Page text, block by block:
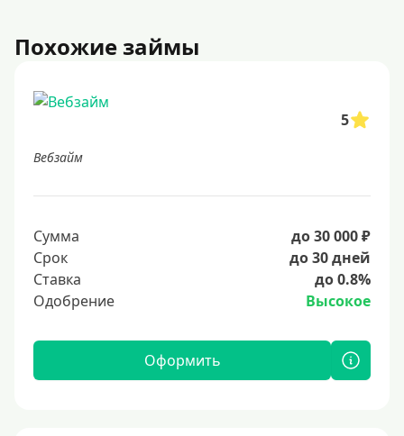
Похожие займы
5
Вебзайм
Сумма
до 30 000 ₽
Срок
до 30 дней
Ставка
до 0.8%
Одобрение
Высокое
Оформить